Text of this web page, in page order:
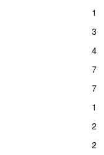
1
3
4
7
7
1
2
2